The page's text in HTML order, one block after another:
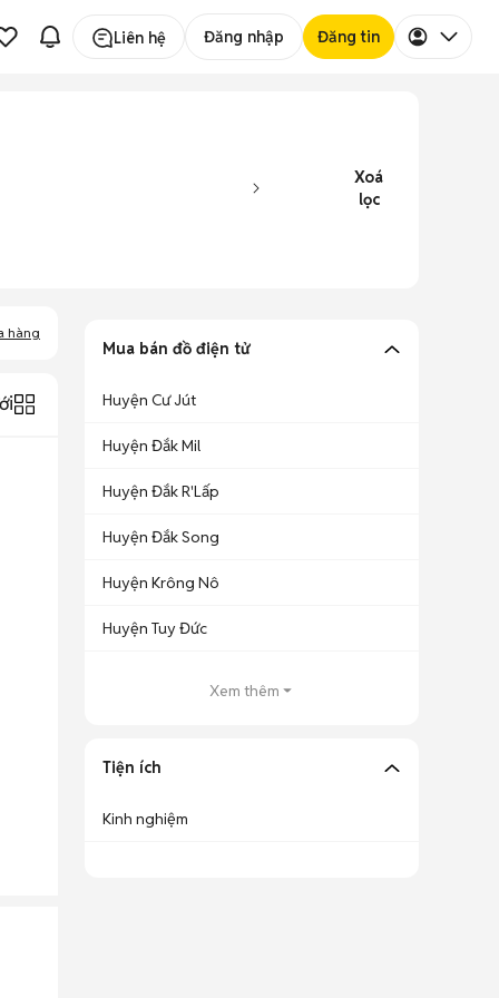
Liên hệ Đăng nhập Đăng tin
Xoá
lọc
hàng
Mua bán đồ điện tử
Huyện Cư Jút
Huyện Đắk Mil
Huyện Đắk R'Lấp
Huyện Đắk Song
Huyện Krông Nô
Huyện Tuy Đức
Xem thêm
Tiện ích
Kinh nghiệm